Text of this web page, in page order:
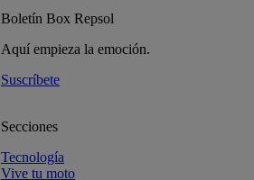
Boletín Box Repsol
Aquí empieza la emoción.
Suscríbete
Secciones
Tecnología
Vive tu moto